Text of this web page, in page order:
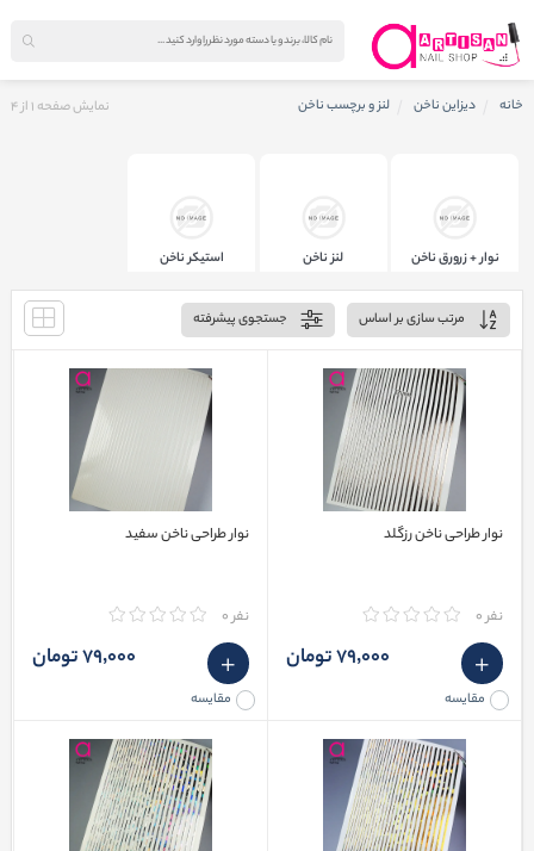
خانه دیزاین ناخن لنز و برچسب ناخن نمایش صفحه 1از4
نوار + زرورق ناخن لنز ناخن استیکر ناخن
مرتب سازی بر اساس جستجوی پیشرفته
نوار طراحی ناخن رزگلد
نفر 0
مقایسه
79٬000 تومان
نوار طراحی ناخن سفید
نفر 0
مقایسه
79٬000 تومان